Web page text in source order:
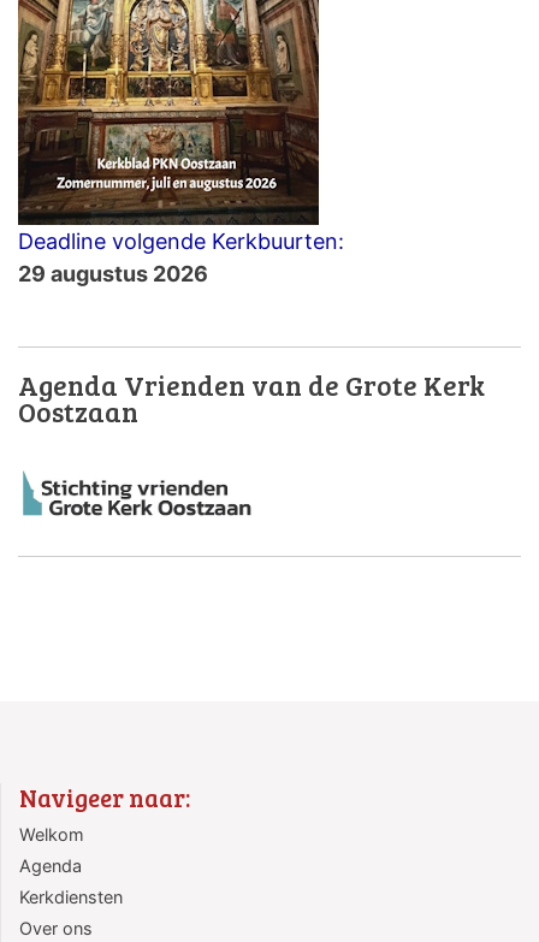
Deadline volgende Kerkbuurten:
29 augustus 2026
Agenda Vrienden van de Grote Kerk
Oostzaan
Navigeer naar:
Welkom
Agenda
Kerkdiensten
Over ons